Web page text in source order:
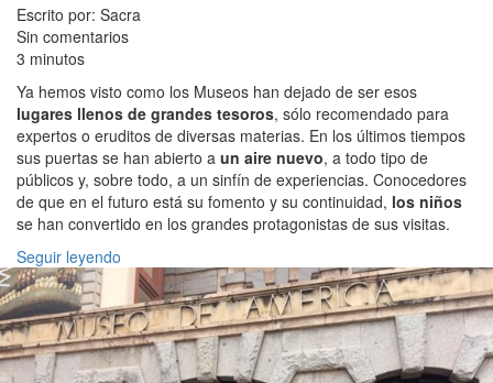
Escrito por: Sacra
Sin comentarios
3 minutos
Ya hemos visto como los Museos han dejado de ser esos
lugares llenos de grandes tesoros, sólo recomendado para
expertos o eruditos de diversas materias. En los últimos tiempos
sus puertas se han abierto a un aire nuevo, a todo tipo de
públicos y, sobre todo, a un sinfín de experiencias. Conocedores
de que en el futuro está su fomento y su continuidad, los niños
se han convertido en los grandes protagonistas de sus visitas.
Seguir leyendo